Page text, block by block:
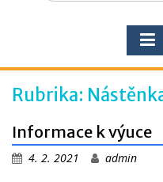
Rubrika:
Informace k výuce
4. 2. 2021 admin